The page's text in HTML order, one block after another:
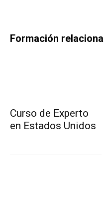
Formación
Curso de Experto
en Estados Unidos